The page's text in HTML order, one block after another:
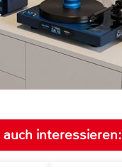
interessieren: